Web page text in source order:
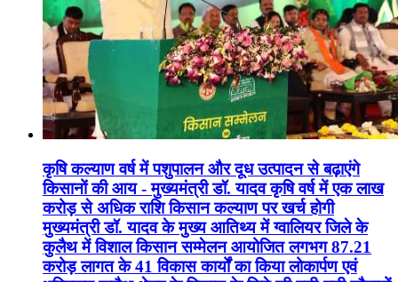
कृषि कल्याण वर्ष में पशुपालन और दूध उत्पादन से बढ़ाएंगे
किसानों की आय - मुख्यमंत्री डॉ. यादव कृषि वर्ष में एक लाख
करोड़ से अधिक राशि किसान कल्याण पर खर्च होगी
मुख्यमंत्री डॉ. यादव के मुख्य आतिथ्य में ग्वालियर जिले के
कुलैथ में विशाल किसान सम्मेलन आयोजित लगभग 87.21
करोड़ लागत के 41 विकास कार्यों का किया लोकार्पण एवं